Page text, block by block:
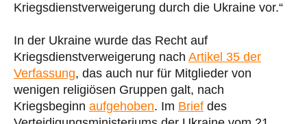
Kriegsdienstverweigerung durch die Ukraine vor.“
In der Ukraine wurde das Recht auf
Kriegsdienstverweigerung nach Artikel 35 der
Verfassung, das auch nur für Mitglieder von
wenigen religiösen Gruppen galt, nach
Kriegsbeginn aufgehoben. Im Brief des